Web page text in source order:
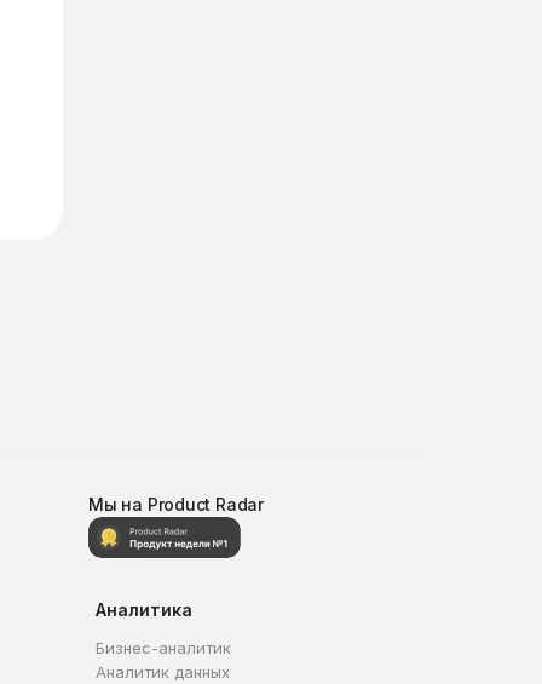
Мы на Product Radar
Аналитика
Бизнес-аналитик
Аналитик данных